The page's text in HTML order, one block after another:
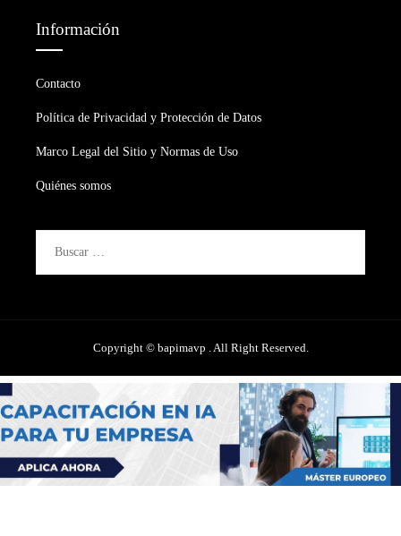
Información
Contacto
Política de Privacidad y Protección de Datos
Marco Legal del Sitio y Normas de Uso
Quiénes somos
Copyright © bapimavp . All Right Reserved.